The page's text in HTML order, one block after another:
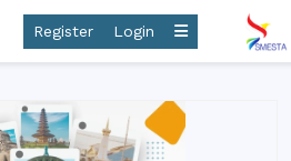
Register Login